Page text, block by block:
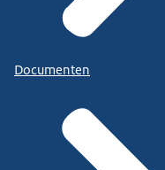
Documenten